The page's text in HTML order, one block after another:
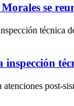
se
inspección